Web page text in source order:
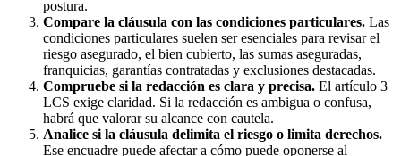
postura.
Compare la cláusula con las condiciones particulares. Las
condiciones particulares suelen ser esenciales para revisar el
riesgo asegurado, el bien cubierto, las sumas aseguradas,
franquicias, garantías contratadas y exclusiones destacadas.
Compruebe si la redacción es clara y precisa. El artículo 3
LCS exige claridad. Si la redacción es ambigua o confusa,
habrá que valorar su alcance con cautela.
Analice si la cláusula delimita el riesgo o limita derechos.
Ese encuadre puede afectar a cómo puede oponerse al